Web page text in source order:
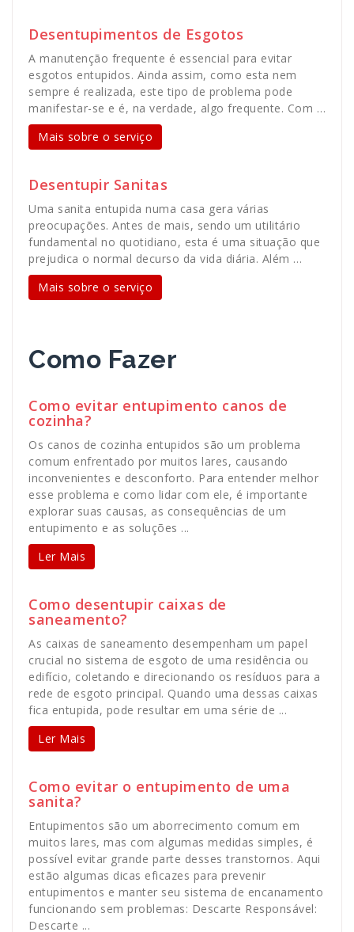
Desentupimentos de Esgotos
A manutenção frequente é essencial para evitar
esgotos entupidos. Ainda assim, como esta nem
sempre é realizada, este tipo de problema pode
manifestar-se e é, na verdade, algo frequente. Com …
Mais sobre o serviço
Desentupir Sanitas
Uma sanita entupida numa casa gera várias
preocupações. Antes de mais, sendo um utilitário
fundamental no quotidiano, esta é uma situação que
prejudica o normal decurso da vida diária. Além …
Mais sobre o serviço
Como Fazer
Como evitar entupimento canos de
cozinha?
Os canos de cozinha entupidos são um problema
comum enfrentado por muitos lares, causando
inconvenientes e desconforto. Para entender melhor
esse problema e como lidar com ele, é importante
explorar suas causas, as consequências de um
entupimento e as soluções ...
Ler Mais
Como desentupir caixas de
saneamento?
As caixas de saneamento desempenham um papel
crucial no sistema de esgoto de uma residência ou
edifício, coletando e direcionando os resíduos para a
rede de esgoto principal. Quando uma dessas caixas
fica entupida, pode resultar em uma série de ...
Ler Mais
Como evitar o entupimento de uma
sanita?
Entupimentos são um aborrecimento comum em
muitos lares, mas com algumas medidas simples, é
possível evitar grande parte desses transtornos. Aqui
estão algumas dicas eficazes para prevenir
entupimentos e manter seu sistema de encanamento
funcionando sem problemas: Descarte Responsável:
Descarte ...